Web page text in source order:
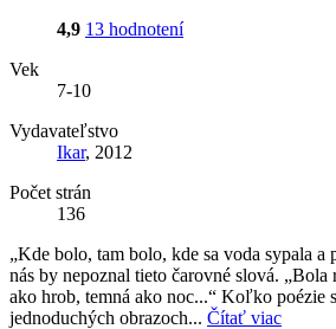
4,9 13 hodnotení
Vek
7-10
Vydavateľstvo
Ikar, 2012
Počet strán
136
„Kde bolo, tam bolo, kde sa voda sypala a
nás by nepoznal tieto čarovné slová. „Bola
ako hrob, temná ako noc...“ Koľko poézie
jednoduchých obrazoch... Čítať viac